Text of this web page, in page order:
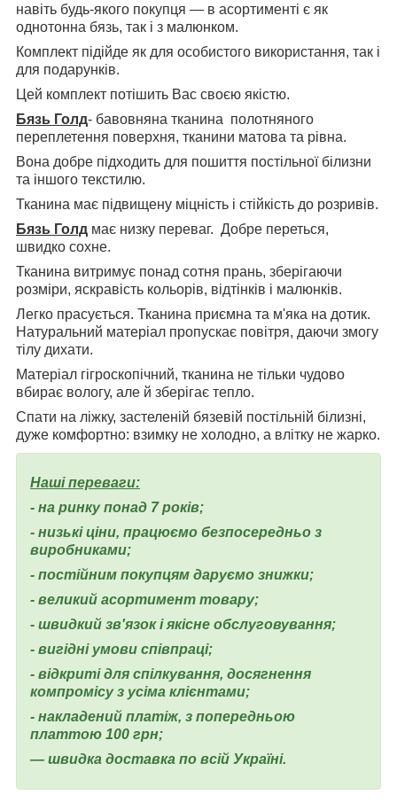
навіть будь-якого покупця — в асортименті є як
однотонна бязь, так і з малюнком.
Комплект підійде як для особистого використання, так і
для подарунків.
Цей комплект потішить Вас своєю якістю.
Бязь Голд- бавовняна тканина полотняного
переплетення поверхня, тканини матова та рівна.
Вона добре підходить для пошиття постільної білизни
та іншого текстилю.
Тканина має підвищену міцність і стійкість до розривів.
Бязь Голд має низку переваг. Добре переться,
швидко сохне.
Тканина витримує понад сотня прань, зберігаючи
розміри, яскравість кольорів, відтінків і малюнків.
Легко прасується. Тканина приємна та м'яка на дотик.
Натуральний матеріал пропускає повітря, даючи змогу
тілу дихати.
Матеріал гігроскопічний, тканина не тільки чудово
вбирає вологу, але й зберігає тепло.
Спати на ліжку, застеленій бязевій постільній білизні,
дуже комфортно: взимку не холодно, а влітку не жарко.
Наші переваги:
- на ринку понад 7 років;
- низькі ціни, працюємо безпосередньо з
виробниками;
- постійним покупцям даруємо знижки;
- великий асортимент товару;
- швидкий зв'язок і якісне обслуговування;
- вигідні умови співпраці;
- відкриті для спілкування, досягнення
компромісу з усіма клієнтами;
- накладений платіж, з попередньою
платтою 100 грн;
— швидка доставка по всій Україні.